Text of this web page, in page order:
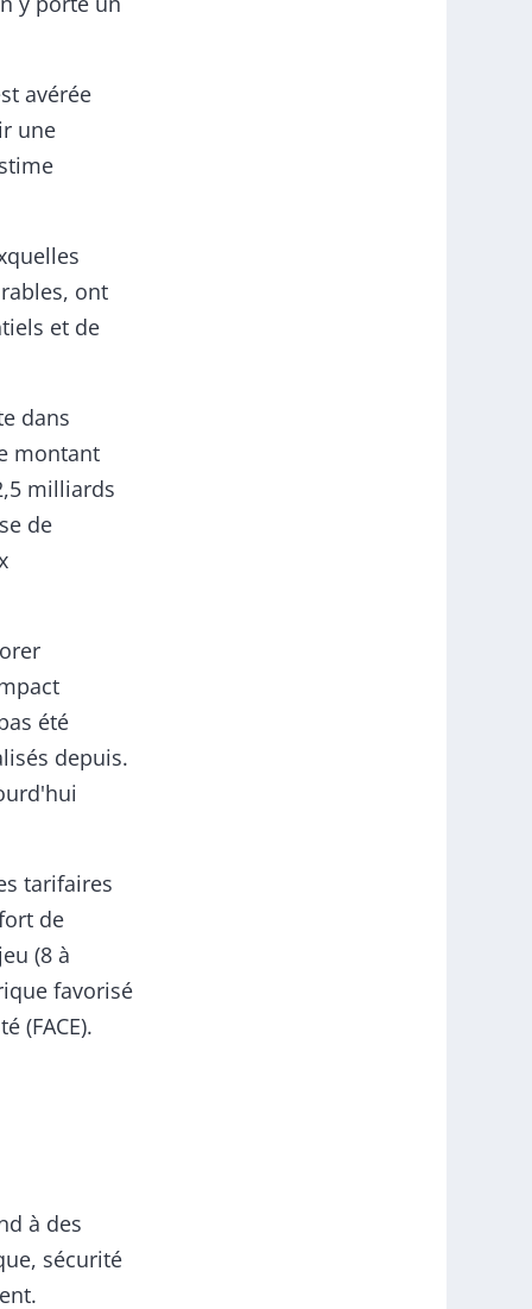
avérée
une
ont
et de
dans
montant
milliards
de
été
depuis.
tarifaires
de
(8 à
favorisé
(FACE).
à des
sécurité